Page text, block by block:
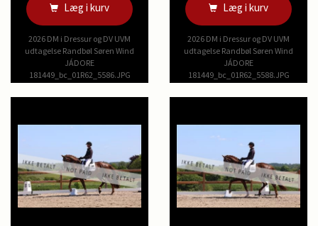
Læg i kurv
2026 DM i Dressur og DV UVM
udtagelse Randbøl Søren Wind
JÁDORE
181449_bc_01R62_5586.JPG
Læg i kurv
2026 DM i Dressur og DV UVM
udtagelse Randbøl Søren Wind
JÁDORE
181449_bc_01R62_5588.JPG